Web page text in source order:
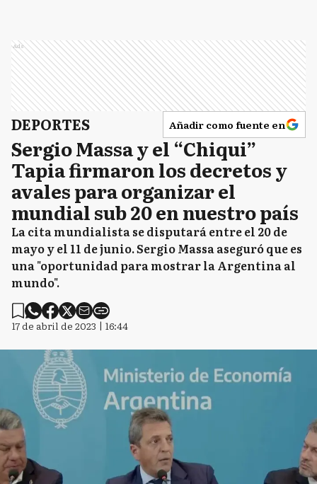
Ads
DEPORTES Añadir como fuente en
Sergio Massa y el “Chiqui”
Tapia firmaron los decretos y
avales para organizar el
mundial sub 20 en nuestro país
La cita mundialista se disputará entre el 20 de
mayo y el 11 de junio. Sergio Massa aseguró que es
una "oportunidad para mostrar la Argentina al
mundo".
17 de abril de 2023 | 16:44